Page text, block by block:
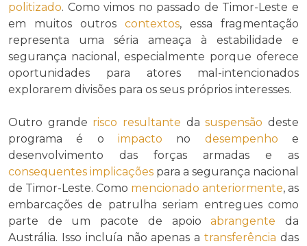
politizado. Como vimos no passado de Timor-Leste e
em muitos outros contextos, essa fragmentação
representa uma séria ameaça à estabilidade e
segurança nacional, especialmente porque oferece
oportunidades para atores mal-intencionados
explorarem divisões para os seus próprios interesses.
Outro grande risco resultante dasuspensão deste
programa é o impacto no desempenho e
desenvolvimento das forças armadas e as
consequentes implicações para a segurança nacional
de Timor-Leste. Como mencionado anteriormente, as
embarcações de patrulha seriam entregues como
parte de um pacote de apoioabrangente da
Austrália. Isso incluía não apenas atransferência das